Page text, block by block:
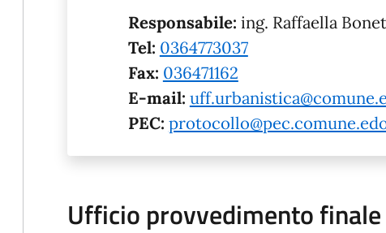
Responsabile: ing. Raffaella
Tel: 0364773037
Fax: 036471162
E-mail:
PEC:
Ufficio provvedimento finale